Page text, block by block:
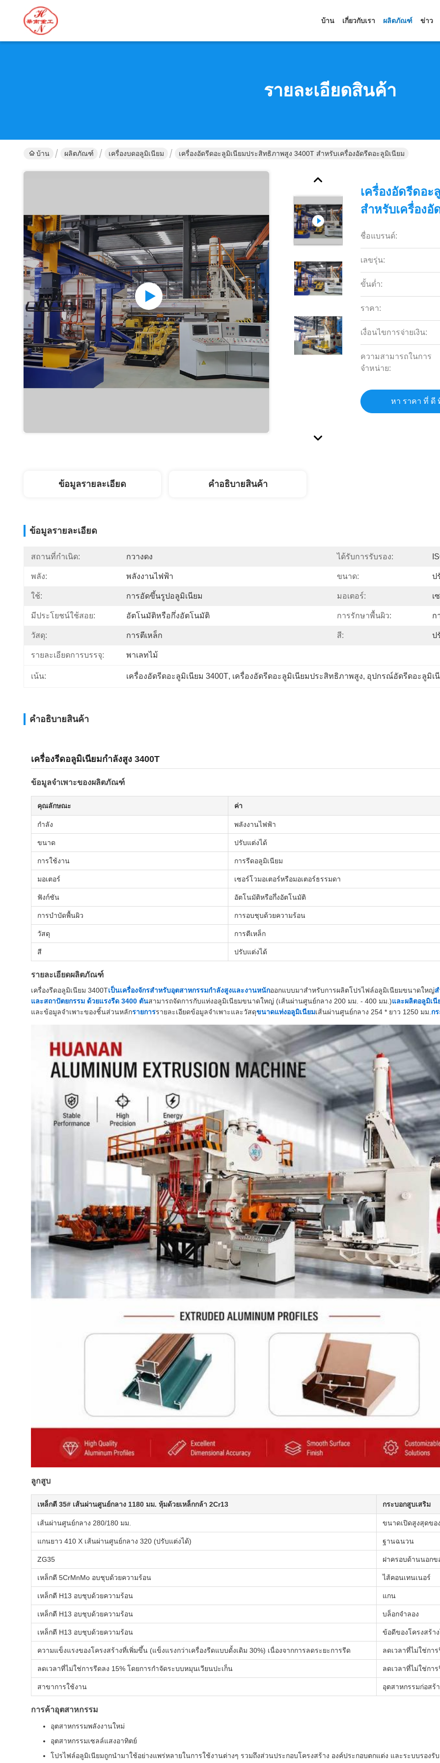
บ้าน เกี่ยวกับเรา ผลิตภัณฑ์ ข่าว
รายละเอียดสินค้า
บ้าน ผลิตภัณฑ์ เครื่องบดอลูมิเนียม เครื่องอัดรีดอะลูมิเนียมประสิทธิภาพสูง 3400T สำหรับเครื่องอัดรีดอะลูมิเนียม
เครื่องอัดรีดอ
สำหรับเครื่องอั
ชื่อแบรนด์:
เลขรุ่น:
ขั้นต่ำ:
ราคา:
เงื่อนไขการจ่ายเงิน:
ความสามารถในการ
จําหน่าย:
หา ราคา ที่ ดี
ข้อมูลรายละเอียด คําอธิบายสินค้า
ข้อมูลรายละเอียด
สถานที่กำเนิด: กวางดง ได้รับการรับรอง:
พลัง: พลังงานไฟฟ้า ขนาด: ป
ใช้: การอัดขึ้นรูปอลูมิเนียม มอเตอร์: เ
มีประโยชน์ใช้สอย: อัตโนมัติหรือกึ่งอัตโนมัติ การรักษาพื้นผิว: ก
วัสดุ: การตีเหล็ก สี: ป
รายละเอียดการบรรจุ: พาเลทไม้
เน้น: เครื่องอัดรีดอะลูมิเนียม 3400T, เครื่องอัดรีดอะลูมิเนียมประสิทธิภาพสูง, อุปกรณ์อัดรีดอะลูมิเ
คําอธิบายสินค้า
เครื่องรีดอลูมิเนียมกำลังสูง 3400T
ข้อมูลจำเพาะของผลิตภัณฑ์
คุณลักษณะ ค่า
กำลัง พลังงานไฟฟ้า
ขนาด ปรับแต่งได้
การใช้งาน การรีดอลูมิเนียม
มอเตอร์ เซอร์โวมอเตอร์หรือมอเตอร์ธรรมดา
ฟังก์ชัน อัตโนมัติหรือกึ่งอัตโนมัติ
การบำบัดพื้นผิว การอบชุบด้วยความร้อน
วัสดุ การตีเหล็ก
สี ปรับแต่งได้
รายละเอียดผลิตภัณฑ์
เครื่องรีดอลูมิเนียม 3400Tเป็นเครื่องจักรสำหรับอุตสาหกรรมกำลังสูงและงานหนักออกแบบมาสำหรับการผลิตโปรไฟล์อลูมิเนียมขนาดใหญ่
และสถาปัตยกรรม ด้วยแรงรีด 3400 ตันสามารถจัดการกับแท่งอลูมิเนียมขนาดใหญ่ (เส้นผ่านศูนย์กลาง 200 มม. - 400 มม.)และผลิตอลูมิเ
และข้อมูลจำเพาะของชิ้นส่วนหลักรายการรายละเอียดข้อมูลจำเพาะและวัสดุขนาดแท่งอลูมิเนียมเส้นผ่านศูนย์กลาง 254 * ยาว 1250 มม. ก
ลูกสูบ
เหล็กตี 35# เส้นผ่านศูนย์กลาง 1180 มม. หุ้มด้วยเหล็กกล้า 2Cr13 กระบอกสูบเสริม
เส้นผ่านศูนย์กลาง 280/180 มม. ขนาดเปิดสูงสุดข
แกนยาว 410 X เส้นผ่านศูนย์กลาง 320 (ปรับแต่งได้) ฐานฉนวน
ZG35 ฝาครอบด้านนอกข
เหล็กตี 5CrMnMo อบชุบด้วยความร้อน ไส้คอนเทนเนอร์
เหล็กตี H13 อบชุบด้วยความร้อน แกน
เหล็กตี H13 อบชุบด้วยความร้อน บล็อกจำลอง
เหล็กตี H13 อบชุบด้วยความร้อน ข้อดีของโครงสร้า
ความแข็งแรงของโครงสร้างที่เพิ่มขึ้น (แข็งแรงกว่าเครื่องรีดแบบดั้งเดิม 30%) เนื่องจากการลดระยะการรีด ลดเวลาที่ไม่ใช่กา
ลดเวลาที่ไม่ใช่การรีดลง 15% โดยการกำจัดระบบหมุนเวียนปะเก็น ลดเวลาที่ไม่ใช่กา
สาขาการใช้งาน อุตสาหกรรมก่อสร้
การค้าอุตสาหกรรม
อุตสาหกรรมพลังงานใหม่
อุตสาหกรรมเซลล์แสงอาทิตย์
โปรไฟล์อลูมิเนียมถูกนำมาใช้อย่างแพร่หลายในการใช้งานต่างๆ รวมถึงส่วนประกอบโครงสร้าง องค์ประกอบตกแต่ง และระบบรอง